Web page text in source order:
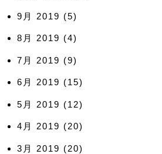
9月 2019 (5)
8月 2019 (4)
7月 2019 (9)
6月 2019 (15)
5月 2019 (12)
4月 2019 (20)
3月 2019 (20)